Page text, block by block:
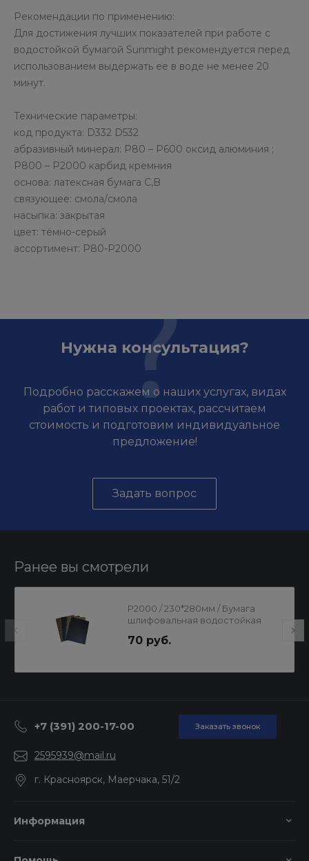
Рекомендации по применению:
Для достижения лучших показателей при работе с
водостойкой бумагой Sunmight рекомендуется перед
использованием выдержать ее в воде не менее 20
минут.
Технические параметры:
код продукта: D332 D532
абразивный минерал: Р80 – Р600 оксид алюминия ;
Р800 – Р2000 карбид кремния
основа: латексная бумага С,B
связующее: смола/смола
насыпка: закрытая
цвет: тёмно-серый
ассортимент: P80-P2000
Нужна консультация?
Подробно расскажем о наших услугах, видах
работ и типовых проектах, рассчитаем
стоимость и подготовим индивидуальное
предложение!
Задать вопрос
Ранее вы смотрели
Р2000 / 230*280мм / Бумага
шлифовальная водостойкая
70 руб.
+7 (391) 200-17-00 Заказать звонок
2595939@mail.ru
г. Красноярск, Маерчака, 51/2
Информация